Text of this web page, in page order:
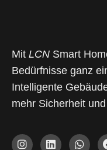
Mit LCN Smart
Bedürfnisse ganz
Intelligente
mehr Sicherheit
I
L
W